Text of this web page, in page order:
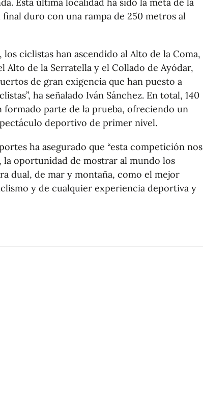
duro con una rampa de 250 metros al
ciclistas han ascendido al Alto de la Coma,
de la Serratella y el Collado de Ayódar,
de gran exigencia que han puesto a
ha señalado Iván Sánchez. En total, 140
formado parte de la prueba, ofreciendo un
deportivo de primer nivel.
ha asegurado que “esta competición nos
la oportunidad de mostrar al mundo los
dual, de mar y montaña, como el mejor
y de cualquier experiencia deportiva y